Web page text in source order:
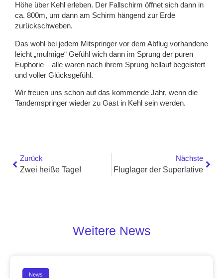
Höhe über Kehl erleben. Der Fallschirm öffnet sich dann in
ca. 800m, um dann am Schirm hängend zur Erde
zurückschweben.
Das wohl bei jedem Mitspringer vor dem Abflug vorhandene
leicht „mulmige“ Gefühl wich dann im Sprung der puren
Euphorie – alle waren nach ihrem Sprung hellauf begeistert
und voller Glücksgefühl.
Wir freuen uns schon auf das kommende Jahr, wenn die
Tandemspringer wieder zu Gast in Kehl sein werden.
Zurück
Zwei heiße Tage!
Nächste
Fluglager der Superlative
Weitere News
News